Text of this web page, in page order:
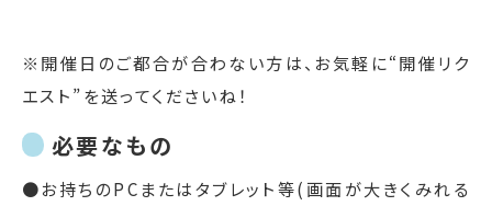
※開催日のご都合が合わない方は、お気軽に“開催リク
エスト”を送ってくださいね！
必要なもの
●お持ちのPCまたはタブレット等(画面が大きくみれる